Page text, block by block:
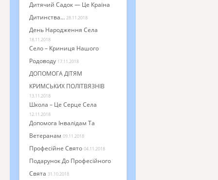
Дитячий Садок — Це Країна
Дитинства… 28.11.2018
День Народження Села
18.11.2018
Село – Криниця Нашого
Родоводу 17.11.2018
ДОПОМОГА ДІТЯМ
КРИМСЬКИХ ПОЛІТВЯЗНІВ
13.11.2018
Школа – Це Серце Села
12.11.2018
Допомога Інвалідам Та
Ветеранам 09.11.2018
Професійне Свято 04.11.2018
Подарунок До Професійного
Свята 31.10.2018